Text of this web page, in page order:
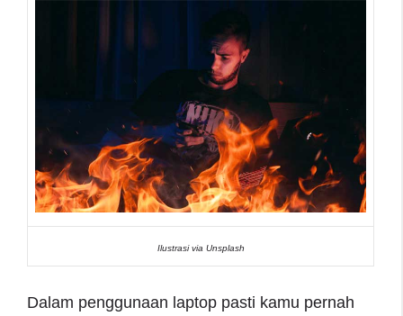
Ilustrasi via Unsplash
Dalam penggunaan laptop pasti kamu pernah